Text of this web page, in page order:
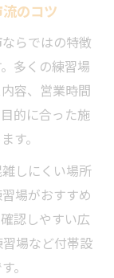
版
結の練習法
クニック
な上達ステ
べきポイ
慣
のコツ
らではの特徴
多くの練習場
容、営業時間
的に合った施
す。
しにくい場所
場がおすすめ
認しやすい広
場など付帯設
。